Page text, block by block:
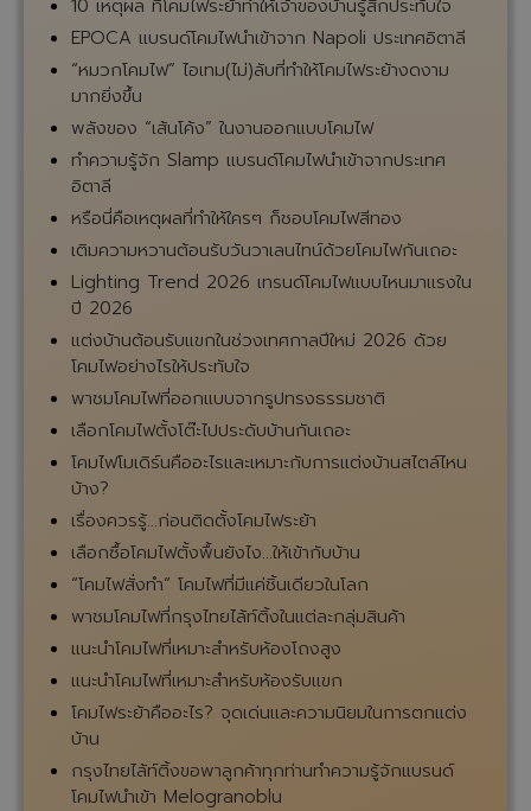
10 เหตุผล ที่โคมไฟระย้าทำให้เจ้าของบ้านรู้สึกประทับใจ
EPOCA แบรนด์โคมไฟนำเข้าจาก Napoli ประเทศอิตาลี
“หมวกโคมไฟ” ไอเทม(ไม่)ลับที่ทำให้โคมไฟระย้างดงาม
มากยิ่งขึ้น
พลังของ “เส้นโค้ง” ในงานออกแบบโคมไฟ
ทำความรู้จัก Slamp แบรนด์โคมไฟนำเข้าจากประเทศ
อิตาลี
หรือนี่คือเหตุผลที่ทำให้ใครๆ ก็ชอบโคมไฟสีทอง
เติมความหวานต้อนรับวันวาเลนไทน์ด้วยโคมไฟกันเถอะ
Lighting Trend 2026 เทรนด์โคมไฟแบบไหนมาแรงใน
ปี 2026
แต่งบ้านต้อนรับแขกในช่วงเทศกาลปีใหม่ 2026 ด้วย
โคมไฟอย่างไรให้ประทับใจ
พาชมโคมไฟที่ออกแบบจากรูปทรงธรรมชาติ
เลือกโคมไฟตั้งโต๊ะไปประดับบ้านกันเถอะ
โคมไฟโมเดิร์นคืออะไรและเหมาะกับการแต่งบ้านสไตล์ไหน
บ้าง?
เรื่องควรรู้...ก่อนติดตั้งโคมไฟระย้า
เลือกซื้อโคมไฟตั้งพื้นยังไง...ให้เข้ากับบ้าน
“โคมไฟสั่งทำ” โคมไฟที่มีแค่ชิ้นเดียวในโลก
พาชมโคมไฟที่กรุงไทยไล้ท์ติ้งในแต่ละกลุ่มสินค้า
แนะนำโคมไฟที่เหมาะสำหรับห้องโถงสูง
แนะนำโคมไฟที่เหมาะสำหรับห้องรับแขก
โคมไฟระย้าคืออะไร? จุดเด่นและความนิยมในการตกแต่ง
บ้าน
กรุงไทยไล้ท์ติ้งขอพาลูกค้าทุกท่านทำความรู้จักแบรนด์
โคมไฟนำเข้า Melogranoblu